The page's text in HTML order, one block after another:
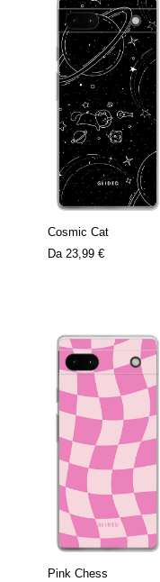
Cosmic Cat
Da 23,99 €
Pink Chess